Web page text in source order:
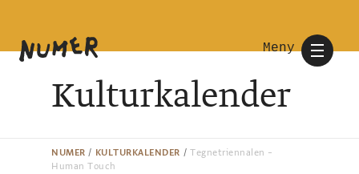
Meny
Kulturkalender
NUMER / KULTURKALENDER / Tegnetriennalen –
Human Touch